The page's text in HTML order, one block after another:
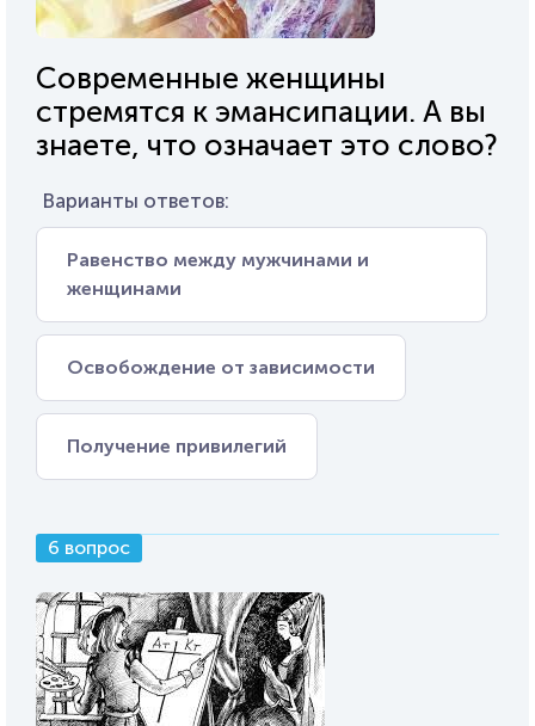
Современные женщины
стремятся к эмансипации. А вы
знаете, что означает это слово?
Варианты ответов:
Равенство между мужчинами и
женщинами
Освобождение от зависимости
Получение привилегий
6 вопрос